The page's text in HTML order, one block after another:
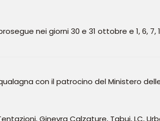
nei giorni 30 e 31 ottobre e 1, 6, 7,
con il patrocino del Ministero
Ginevra Calzature, Tabui, LC,